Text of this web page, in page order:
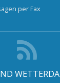
per Fax